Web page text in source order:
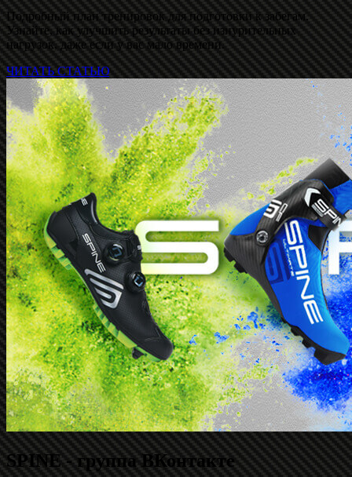
Подробный план тренировок для подготовки к забегам.
Узнайте, как улучшить результаты без изнурительных
нагрузок, даже если у вас мало времени.
ЧИТАТЬ СТАТЬЮ
SPINE - группа ВКонтакте